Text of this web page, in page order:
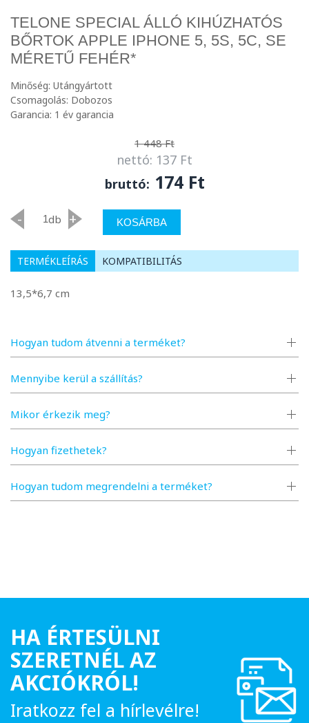
TELONE SPECIAL ÁLLÓ KIHÚZHATÓS
BŐRTOK APPLE IPHONE 5, 5S, 5C, SE
MÉRETŰ FEHÉR*
Minőség: Utángyártott
Csomagolás: Dobozos
Garancia: 1 év garancia
1 448 Ft
nettó: 137 Ft
bruttó: 174 Ft
- db + KOSÁRBA
Hogyan tudom átvenni a terméket?
Mennyibe kerül a szállítás?
Mikor érkezik meg?
Hogyan fizethetek?
Hogyan tudom megrendelni a terméket?
TERMÉKLEÍRÁS KOMPATIBILITÁS
13,5*6,7 cm
HA ÉRTESÜLNI
SZERETNÉL AZ
AKCIÓKRÓL!
Iratkozz fel a hírlevélre!